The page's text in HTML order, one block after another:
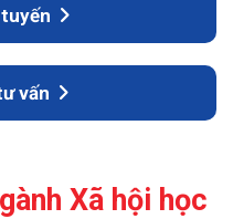
vấn
Xã hội học